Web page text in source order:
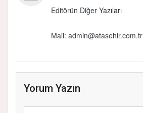
Editörün Diğer Yazıları
Mail: admin@atasehir.com.tr
Yorum Yazın